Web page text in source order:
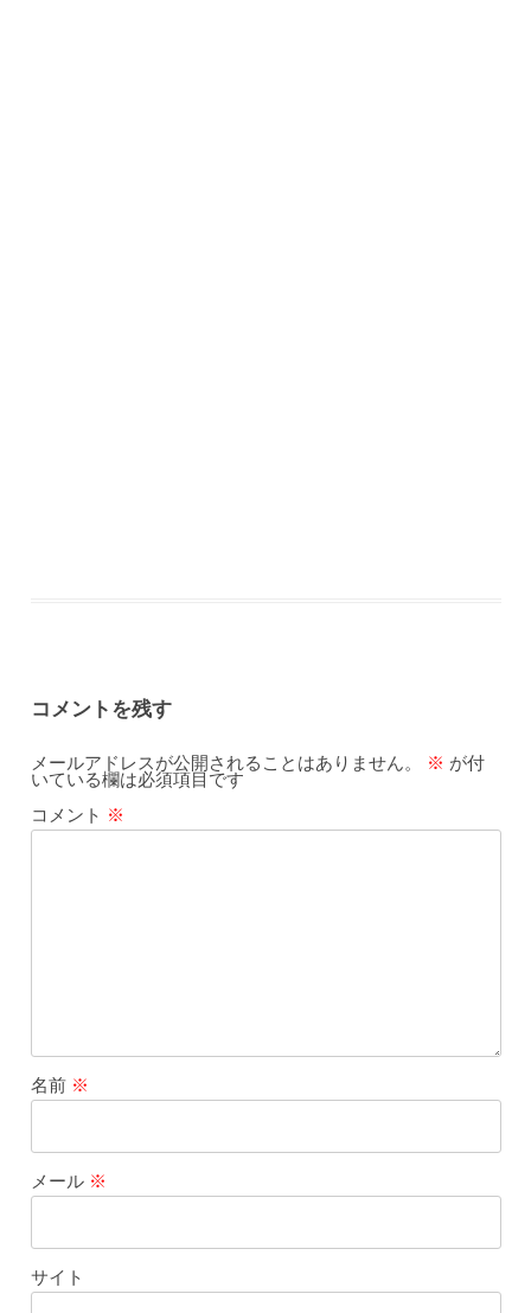
コメントを残す
メールアドレスが公開されることはありません。 ※ が付
いている欄は必須項目です
コメント ※
名前 ※
メール ※
サイト